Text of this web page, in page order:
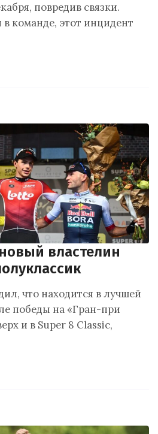
повредив связки.
команде, этот инцидент
властелин
что находится в лучшей
победы на «Гран-при
и в Super 8 Classic,